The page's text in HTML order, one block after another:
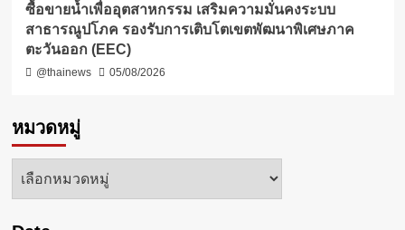
ซื้อขายน้ำเพื่ออุตสาหกรรม เสริมความมั่นคงระบบ
สาธารณูปโภค รองรับการเติบโตเขตพัฒนาพิเศษภาค
ตะวันออก (EEC)
@thainews 05/08/2026
หมวดหมู่
หมวด